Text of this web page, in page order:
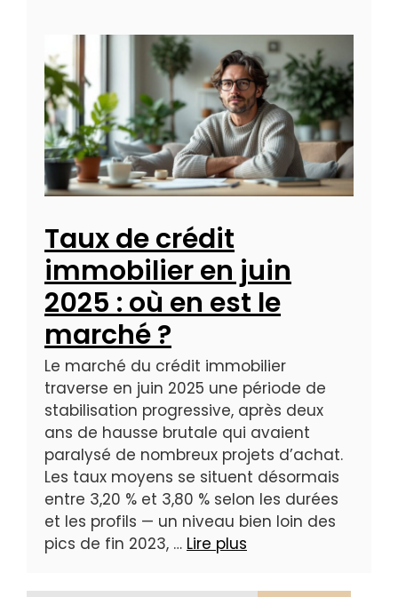
Taux de crédit
immobilier en juin
2025 : où en est le
marché ?
Le marché du crédit immobilier
traverse en juin 2025 une période de
stabilisation progressive, après deux
ans de hausse brutale qui avaient
paralysé de nombreux projets d’achat.
Les taux moyens se situent désormais
entre 3,20 % et 3,80 % selon les durées
et les profils — un niveau bien loin des
pics de fin 2023, … Lire plus